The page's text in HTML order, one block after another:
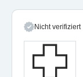
Nicht verifiziert